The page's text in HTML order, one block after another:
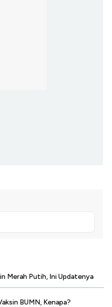
Merah Putih, Ini Updatenya
BUMN, Kenapa?